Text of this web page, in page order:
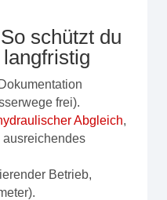
schützt du
frei).
Abgleich,
ausreichendes
Betrieb,